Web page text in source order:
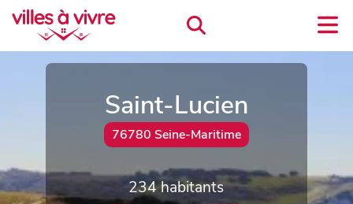
Saint-Lucien
76780 Seine-Maritime
234 habitants